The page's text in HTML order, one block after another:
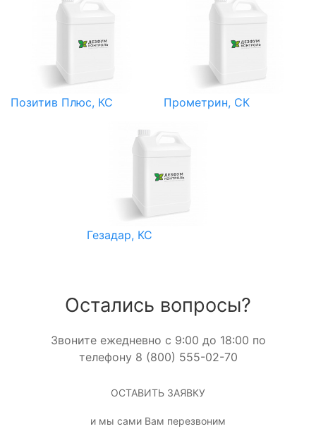
Позитив Плюс, КС Прометрин, СК
Гезадар, КС
Остались вопросы?
Звоните ежедневно с 9:00 до 18:00 по
телефону 8 (800) 555-02-70
ОСТАВИТЬ ЗАЯВКУ
и мы сами Вам перезвоним